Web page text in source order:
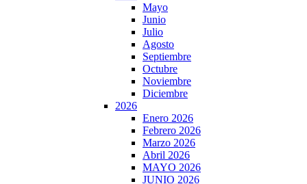
Mayo
Junio
Julio
Agosto
Septiembre
Octubre
Noviembre
Diciembre
2026
Enero 2026
Febrero 2026
Marzo 2026
Abril 2026
MAYO 2026
JUNIO 2026